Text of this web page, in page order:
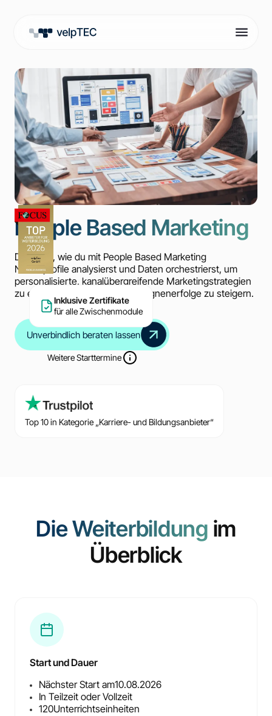
Inklusive Zertifikate
für alle Zwischenmodule
People Based Marketing
Du lernst, wie du mit People Based Marketing
Nutzerprofile analysierst und Daten orchestrierst, um
personalisierte, kanalübergreifende Marketingstrategien
zu entwickeln und deine Kampagnenerfolge zu steigern.
Unverbindlich beraten lassen
Weitere Starttermine
Top 10 in Kategorie „Karriere- und Bildungsanbieter“
Die Weiterbildung im
Überblick
Start und Dauer
Nächster Start am10.08.2026
In Teilzeit oder Vollzeit
120Unterrichtseinheiten